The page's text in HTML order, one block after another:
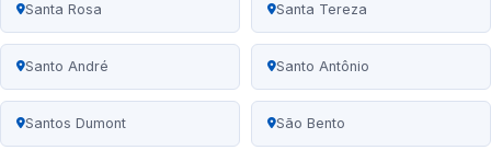
Santa Rosa Santa Tereza
Santo André Santo Antônio
Santos Dumont São Bento